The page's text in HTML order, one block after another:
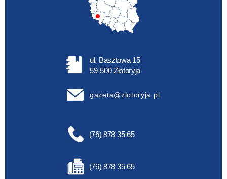
ul. Basztowa 15
59-500 Złotoryja
gazeta@zlotoryja.pl
(76) 878 35 65
(76) 878 35 65